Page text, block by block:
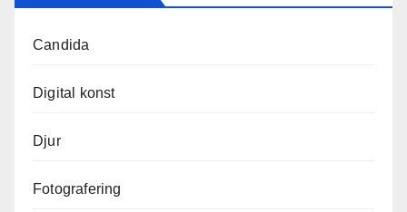
Candida
Digital konst
Djur
Fotografering